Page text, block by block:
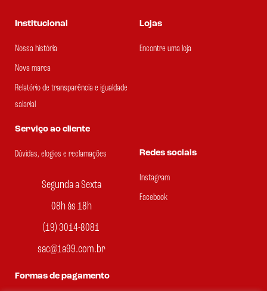
Institucional
Nossa história
Nova marca
Relatório de transparência e igualdade
salarial
Lojas
Encontre uma loja
Serviço ao cliente
Dúvidas, elogios e reclamações
Segunda a Sexta
08h às 18h
(19) 3014-8081
sac@1a99.com.br
Redes sociais
Instagram
Facebook
Formas de pagamento